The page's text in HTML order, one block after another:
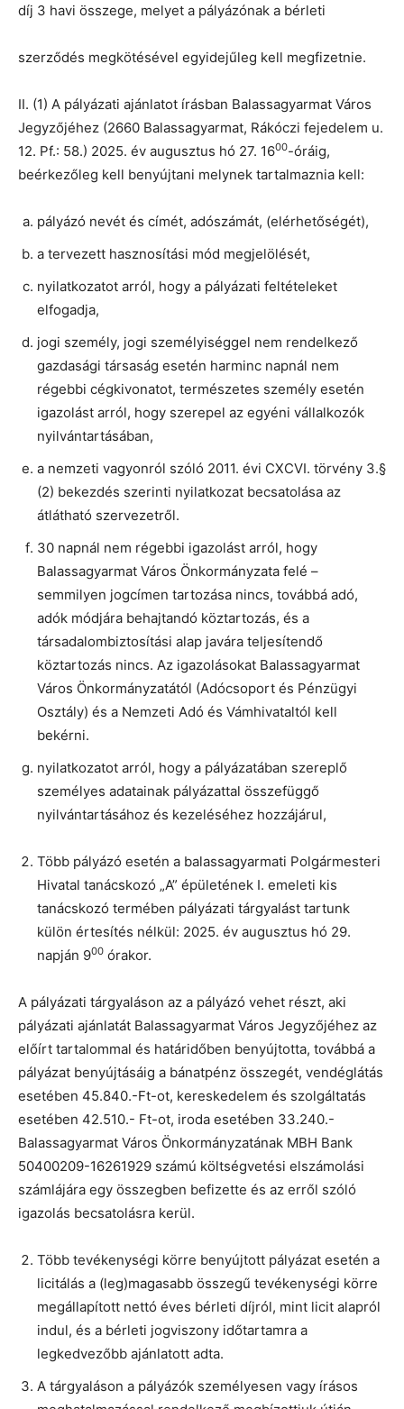
díj 3 havi összege, melyet a pályázónak a bérleti
szerződés megkötésével egyidejűleg kell megfizetnie.
II. (1) A pályázati ajánlatot írásban Balassagyarmat Város
Jegyzőjéhez (2660 Balassagyarmat, Rákóczi fejedelem u.
12. Pf.: 58.) 2025. év augusztus hó 27. 1600-óráig,
beérkezőleg kell benyújtani melynek tartalmaznia kell:
pályázó nevét és címét, adószámát, (elérhetőségét),
a tervezett hasznosítási mód megjelölését,
nyilatkozatot arról, hogy a pályázati feltételeket
elfogadja,
jogi személy, jogi személyiséggel nem rendelkező
gazdasági társaság esetén harminc napnál nem
régebbi cégkivonatot, természetes személy esetén
igazolást arról, hogy szerepel az egyéni vállalkozók
nyilvántartásában,
a nemzeti vagyonról szóló 2011. évi CXCVI. törvény 3.§
(2) bekezdés szerinti nyilatkozat becsatolása az
átlátható szervezetről.
30 napnál nem régebbi igazolást arról, hogy
Balassagyarmat Város Önkormányzata felé –
semmilyen jogcímen tartozása nincs, továbbá adó,
adók módjára behajtandó köztartozás, és a
társadalombiztosítási alap javára teljesítendő
köztartozás nincs. Az igazolásokat Balassagyarmat
Város Önkormányzatától (Adócsoport és Pénzügyi
Osztály) és a Nemzeti Adó és Vámhivataltól kell
bekérni.
nyilatkozatot arról, hogy a pályázatában szereplő
személyes adatainak pályázattal összefüggő
nyilvántartásához és kezeléséhez hozzájárul,
Több pályázó esetén a balassagyarmati Polgármesteri
Hivatal tanácskozó „A” épületének I. emeleti kis
tanácskozó termében pályázati tárgyalást tartunk
külön értesítés nélkül: 2025. év augusztus hó 29.
napján 900 órakor.
A pályázati tárgyaláson az a pályázó vehet részt, aki
pályázati ajánlatát Balassagyarmat Város Jegyzőjéhez az
előírt tartalommal és határidőben benyújtotta, továbbá a
pályázat benyújtásáig a bánatpénz összegét, vendéglátás
esetében 45.840.-Ft-ot, kereskedelem és szolgáltatás
esetében 42.510.- Ft-ot, iroda esetében 33.240.-
Balassagyarmat Város Önkormányzatának MBH Bank
50400209-16261929 számú költségvetési elszámolási
számlájára egy összegben befizette és az erről szóló
igazolás becsatolásra kerül.
Több tevékenységi körre benyújtott pályázat esetén a
licitálás a (leg)magasabb összegű tevékenységi körre
megállapított nettó éves bérleti díjról, mint licit alapról
indul, és a bérleti jogviszony időtartamra a
legkedvezőbb ajánlatott adta.
A tárgyaláson a pályázók személyesen vagy írásos